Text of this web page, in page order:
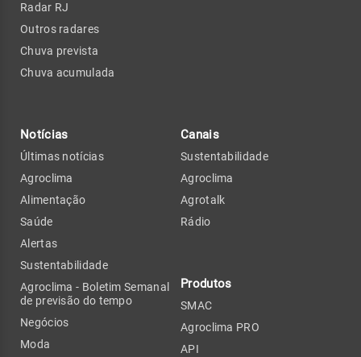
Radar RJ
Outros radares
Chuva prevista
Chuva acumulada
Notícias
Últimas notícias
Agroclima
Alimentação
Saúde
Alertas
Sustentabilidade
Agroclima - Boletim Semanal
de previsão do tempo
Negócios
Moda
Canais
Sustentabilidade
Agroclima
Agrotalk
Rádio
Produtos
SMAC
Agroclima PRO
API